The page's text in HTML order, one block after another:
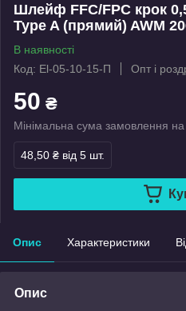
Шлейф FFC/FPC крок
Type A (прямий) AWM
В наявності
Код: El-05-10-15-П
Опт і
50 ₴
Мінімальна сума замовлення
48,50 ₴ від 5 шт.
Опис Характеристики
Опис